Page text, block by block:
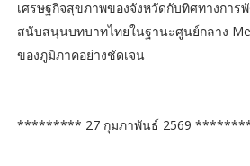
เศรษฐกิจสุขภาพของจังหวัดกับทิศทางกา
สนับสนุนบทบาทไทยในฐานะศูนย์กลาง
ของภูมิภาคอย่างชัดเจน
********* 27 กุมภาพันธ์ 2569